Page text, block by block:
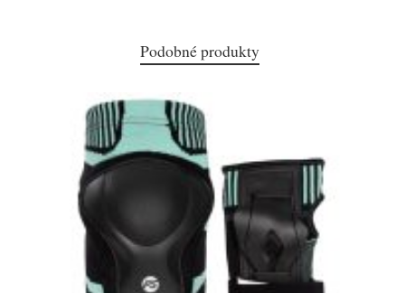
Podobné produkty